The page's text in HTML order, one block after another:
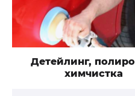
Детейлинг,
химчистка